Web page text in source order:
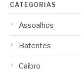
CATEGORIAS
Assoalhos
Batentes
Caibro